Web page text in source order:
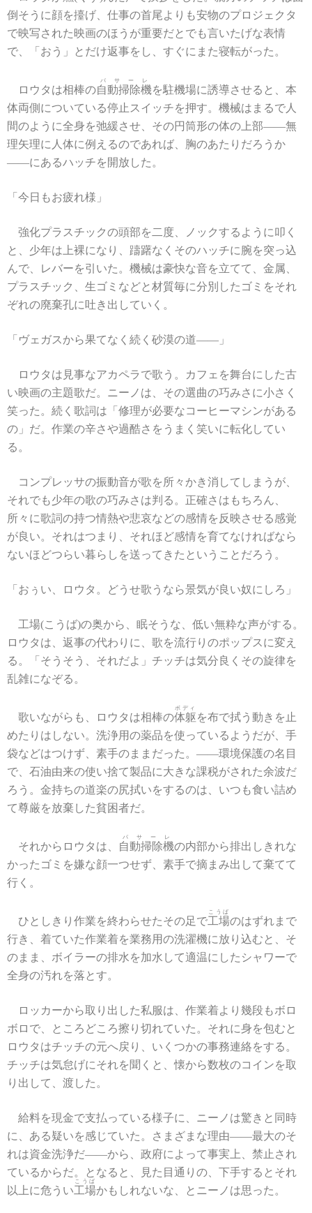
倒そうに顔を擡げ、仕事の首尾よりも安物のプロジェクタ
で映写された映画のほうが重要だとでも言いたげな表情
で、「おう」とだけ返事をし、すぐにまた寝転がった。
ロウタは相棒の自動掃除機
パサーレ
を駐機場に誘導させると、本
体両側についている停止スイッチを押す。機械はまるで人
間のように全身を弛緩させ、その円筒形の体の上部――無
理矢理に人体に例えるのであれば、胸のあたりだろうか
――にあるハッチを開放した。
「今日もお疲れ様」
強化プラスチックの頭部を二度、ノックするように叩く
と、少年は上裸になり、躊躇なくそのハッチに腕を突っ込
んで、レバーを引いた。機械は豪快な音を立てて、金属、
プラスチック、生ゴミなどと材質毎に分別したゴミをそれ
ぞれの廃棄孔に吐き出していく。
「ヴェガスから果てなく続く砂漠の道――」
ロウタは見事なアカペラで歌う。カフェを舞台にした古
い映画の主題歌だ。ニーノは、その選曲の巧みさに小さく
笑った。続く歌詞は「修理が必要なコーヒーマシンがある
の」だ。作業の辛さや過酷さをうまく笑いに転化してい
る。
コンプレッサの振動音が歌を所々かき消してしまうが、
それでも少年の歌の巧みさは判る。正確さはもちろん、
所々に歌詞の持つ情熱や悲哀などの感情を反映させる感覚
が良い。それはつまり、それほど感情を育てなければなら
ないほどつらい暮らしを送ってきたということだろう。
「おぅい、ロウタ。どうせ歌うなら景気が良い奴にしろ」
工場(こうば)の奥から、眠そうな、低い無粋な声がする。
ロウタは、返事の代わりに、歌を流行りのポップスに変え
る。「そうそう、それだよ」チッチは気分良くその旋律を
乱雑になぞる。
歌いながらも、ロウタは相棒の体躯
ボディ
を布で拭う動きを止
めたりはしない。洗浄用の薬品を使っているようだが、手
袋などはつけず、素手のままだった。――環境保護の名目
で、石油由来の使い捨て製品に大きな課税がされた余波だ
ろう。金持ちの道楽の尻拭いをするのは、いつも食い詰め
て尊厳を放棄した貧困者だ。
それからロウタは、 自動掃除機
パサーレ
の内部から排出しきれな
かったゴミを嫌な顔一つせず、素手で摘まみ出して棄てて
行く。
ひとしきり作業を終わらせたその足で工場
こうば
のはずれまで
行き、着ていた作業着を業務用の洗濯機に放り込むと、そ
のまま、ボイラーの排水を加水して適温にしたシャワーで
全身の汚れを落とす。
ロッカーから取り出した私服は、作業着より幾段もボロ
ボロで、ところどころ擦り切れていた。それに身を包むと
ロウタはチッチの元へ戻り、いくつかの事務連絡をする。
チッチは気怠げにそれを聞くと、懐から数枚のコインを取
り出して、渡した。
給料を現金で支払っている様子に、ニーノは驚きと同時
に、ある疑いを感じていた。さまざまな理由――最大のそ
れは資金洗浄だ――から、政府によって事実上、禁止され
ているからだ。となると、見た目通りの、下手するとそれ
以上に危うい工場
こうば
かもしれないな、とニーノは思った。